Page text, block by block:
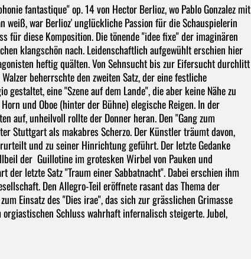
fantastique" op. 14 von Hector Berlioz, wo Pablo Gonzalez mit
weiß, war Berlioz' unglückliche Passion für die Schauspielerin
für diese Komposition. Die tönende "idee fixe" der imaginären
klangschön nach. Leidenschaftlich aufgewühlt erschien hier
heftig quälten. Von Sehnsucht bis zur Eifersucht durchlitt
beherrschte den zweiten Satz, der eine festliche
eine "Szene auf dem Lande", die aber keine Nähe zu
und Oboe (hinter der Bühne) elegische Reigen. In der
auf, unheilvoll rollte der Donner heran. Den "Gang zum
Stuttgart als makabres Scherzo. Der Künstler träumt davon,
und zu seiner Hinrichtung geführt. Der letzte Gedanke
der Guillotine im grotesken Wirbel von Pauken und
letzte Satz "Traum einer Sabbatnacht". Dabei erschien ihm
Den Allegro-Teil eröffnete rasant das Thema der
Einsatz des "Dies irae", das sich zur grässlichen Grimasse
Schluss wahrhaft infernalisch steigerte. Jubel,